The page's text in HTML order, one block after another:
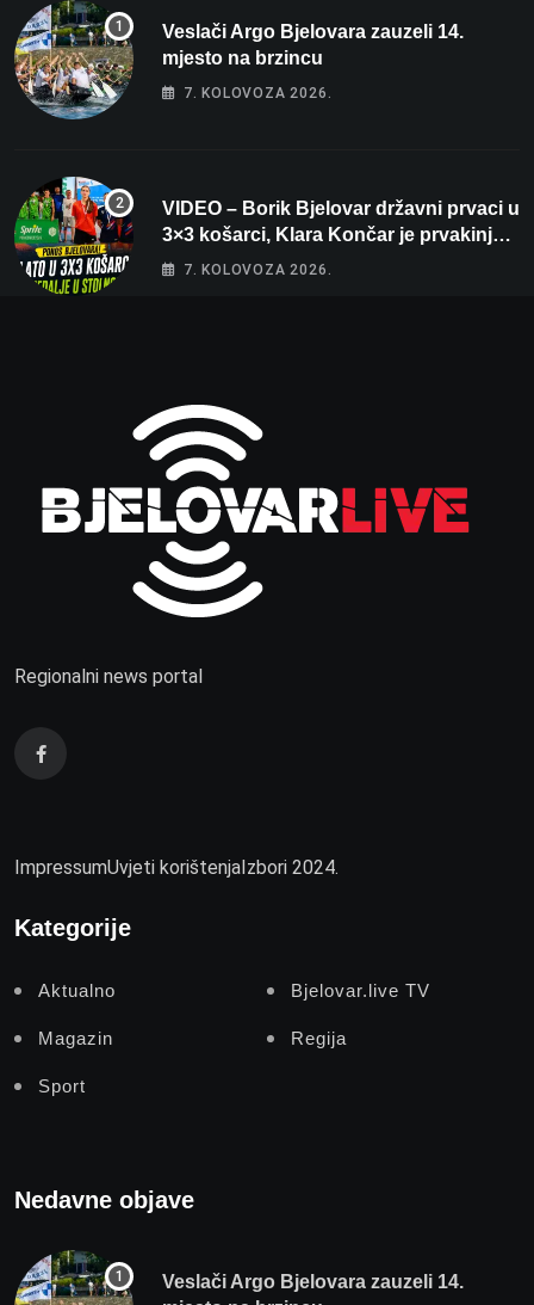
Veslači Argo Bjelovara zauzeli 14.
mjesto na brzincu
7. KOLOVOZA 2026.
VIDEO – Borik Bjelovar državni prvaci u
3×3 košarci, Klara Končar je prvakinja
Hrvatske u stolnom tenisu!
7. KOLOVOZA 2026.
Regionalni news portal
ImpressumUvjeti korištenja Izbori 2024.
Kategorije
Aktualno Bjelovar.live TV
Magazin Regija
Sport
Nedavne objave
Veslači Argo Bjelovara zauzeli 14.